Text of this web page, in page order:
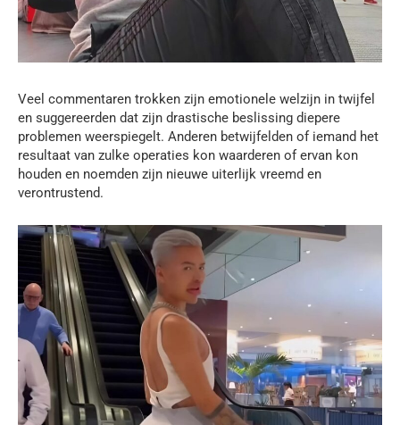
Veel commentaren trokken zijn emotionele welzijn in twijfel
en suggereerden dat zijn drastische beslissing diepere
problemen weerspiegelt. Anderen betwijfelden of iemand het
resultaat van zulke operaties kon waarderen of ervan kon
houden en noemden zijn nieuwe uiterlijk vreemd en
verontrustend.